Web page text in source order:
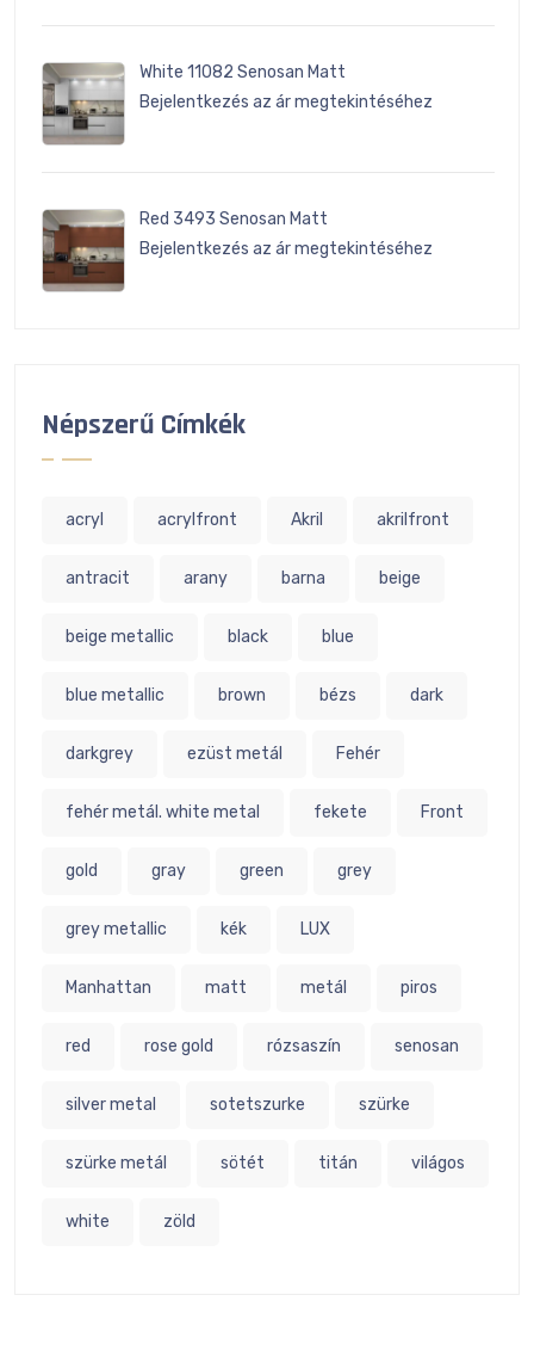
White 11082 Senosan Matt
Bejelentkezés az ár megtekintéséhez
Red 3493 Senosan Matt
Bejelentkezés az ár megtekintéséhez
Népszerű Címkék
acryl acrylfront Akril akrilfront
antracit arany barna beige
beige metallic black blue
blue metallic brown bézs dark
darkgrey ezüst metál Fehér
fehér metál. white metal fekete Front
gold gray green grey
grey metallic kék LUX
Manhattan matt metál piros
red rose gold rózsaszín senosan
silver metal sotetszurke szürke
szürke metál sötét titán világos
white zöld